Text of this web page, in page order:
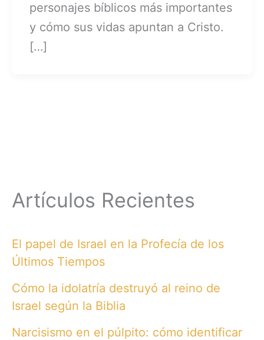
personajes bíblicos más importantes
y cómo sus vidas apuntan a Cristo.
[…]
Artículos Recientes
El papel de Israel en la Profecía de los
Últimos Tiempos
Cómo la idolatría destruyó al reino de
Israel según la Biblia
Narcisismo en el púlpito: cómo identificar